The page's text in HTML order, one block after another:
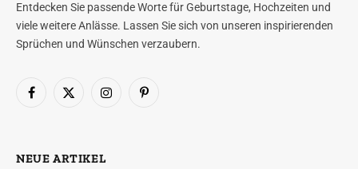
Entdecken Sie passende Worte für Geburtstage, Hochzeiten und
viele weitere Anlässe. Lassen Sie sich von unseren inspirierenden
Sprüchen und Wünschen verzaubern.
Facebook
X
InstagramPinterest
NEUE ARTIKEL